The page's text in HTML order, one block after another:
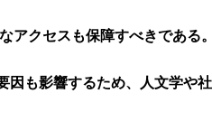
アクセスも保障すべきである。
因も影響するため、人文学や